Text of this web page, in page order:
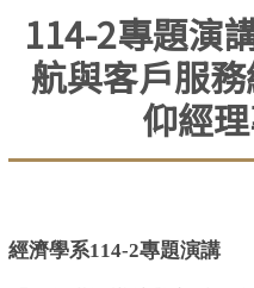
114-2專題演
航與客戶服
仰經
經濟學系114-2專題演講